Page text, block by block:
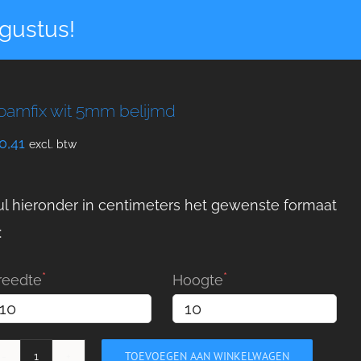
wit 5mm belijmd
excl. btw
hieronder in centimeters het gewenste formaat
Hoogte
TOEVOEGEN AAN WINKELWAGEN